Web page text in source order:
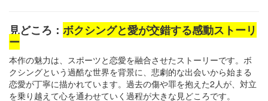
見どころ： ボクシングと愛が交錯する感動ストーリ
ー
本作の魅力は、スポーツと恋愛を融合させたストーリーです。ボ
クシングという過酷な世界を背景に、悲劇的な出会いから始まる
恋愛が丁寧に描かれています。過去の傷や罪を抱えた2人が、対立
を乗り越えて心を通わせていく過程が大きな見どころです。